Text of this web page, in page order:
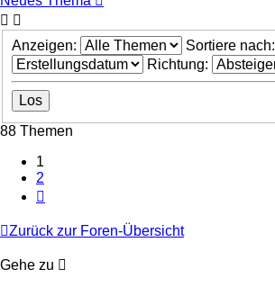
Anzeigen:
Sortiere nach:
Richtung:
88 Themen
1
2
Zurück zur Foren-Übersicht
Gehe zu